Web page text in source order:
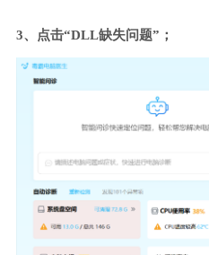
3、点击“DLL缺失问题”；